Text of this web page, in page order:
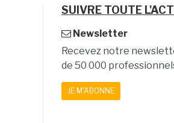
SUIVRE TOUTE
Newsletter
Recevez notre
de 50 000
JE M'ABONNE